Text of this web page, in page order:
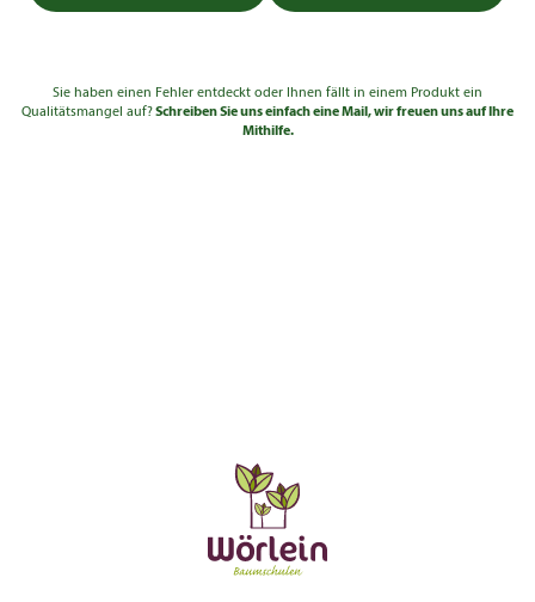
Sie haben einen Fehler entdeckt oder Ihnen fällt in einem Produkt ein
Qualitätsmangel auf?Schreiben Sie uns einfach eine Mail, wir freuen uns auf Ihre
Mithilfe.